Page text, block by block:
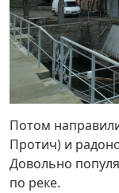
Потом
Протич) и
Довольно
по реке.